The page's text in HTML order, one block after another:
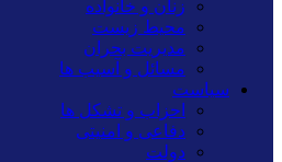
زنان و خانواده
محیط زیست
مدیریت بحران
مسائل و آسیب ها
سیاست
احزاب و تشکل ها
دفاعی و امنیتی
دولت